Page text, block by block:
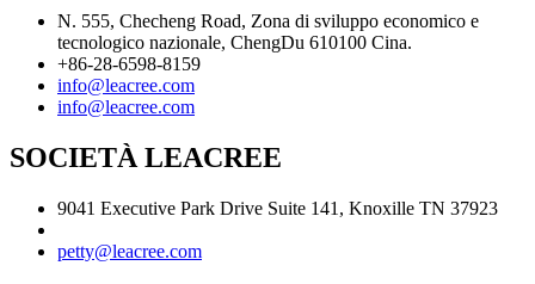
N. 555, Checheng Road, Zona di sviluppo economico e
tecnologico nazionale, ChengDu 610100 Cina.
+86-28-6598-8159
info@leacree.com
info@leacree.com
SOCIETÀ LEACREE
9041 Executive Park Drive Suite 141, Knoxille TN 37923
petty@leacree.com